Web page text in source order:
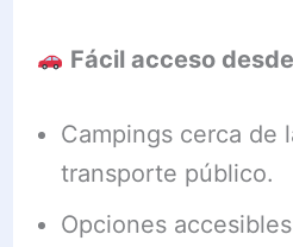
Fácil acceso
Campings cerca de
transporte público.
Opciones